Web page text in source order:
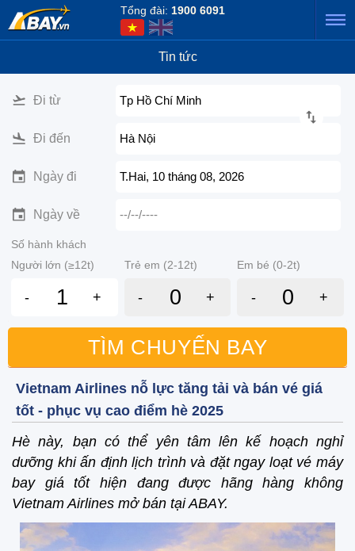
Tổng đài: 1900 6091
Tin tức
Đi từ Tp Hồ Chí Minh
Đi đến Hà Nội
Ngày đi T.Hai, 10 tháng 08, 2026
Ngày về --/--/----
Số hành khách
Người lớn (≥12t)
Trẻ em (2-12t) Em bé (0-2t)
- + - + - +
TÌM CHUYẾN BAY
Vietnam Airlines nỗ lực tăng tải và bán vé giá
tốt - phục vụ cao điểm hè 2025
Hè này, bạn có thể yên tâm lên kế hoạch nghỉ
dưỡng khi ấn định lịch trình và đặt ngay loạt vé máy
bay giá tốt hiện đang được hãng hàng không
Vietnam Airlines mở bán tại ABAY.